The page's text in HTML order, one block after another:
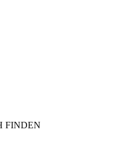
FINDEN